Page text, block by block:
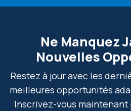
Ne Manquez
Nouvelles
Restez à jour avec les
meilleures opportunités
Inscrivez-vous